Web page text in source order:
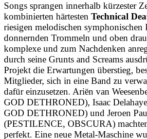
Songs sprangen innerhalb kürzester
kombinierten härtesten Technical
riesigen melodischen symphonischen
donnernden Trommeln und oben
komplexe und zum Nachdenken
durch seine Grunts and Screams
Projekt die Erwartungen überstieg,
Mitglieder, sich in eine Band zu
dafür einzusetzen. Ariën van
GOD DETHRONED), Isaac
GOD DETHRONED) und Jeroen
(PESTILENCE, OBSCURA)
perfekt. Eine neue Metal-Maschine